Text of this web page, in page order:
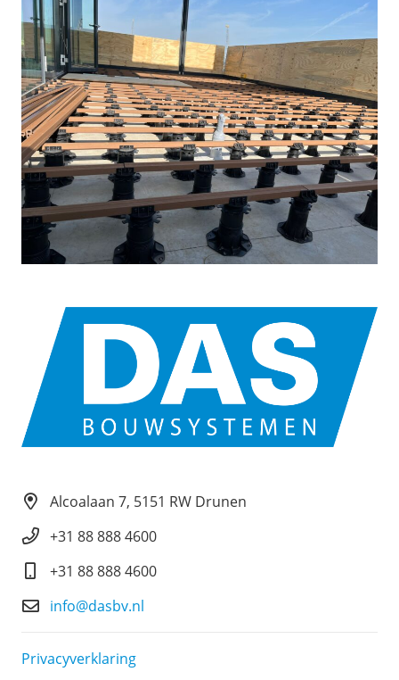
Alcoalaan 7, 5151 RW Drunen
+31 88 888 4600
+31 88 888 4600
info@dasbv.nl
Privacyverklaring